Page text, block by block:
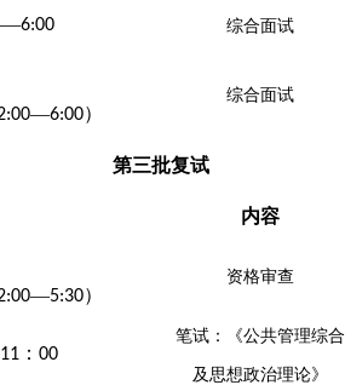
6:00 综合面试
—6:00）
综合面试
第三批复试
内容
—5:30）
资格审查
： 00
笔试：《公共管理综合
及思想政治理论》